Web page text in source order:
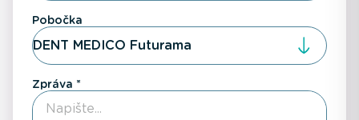
Pobočka
DENT MEDICO Futurama
Zpráva